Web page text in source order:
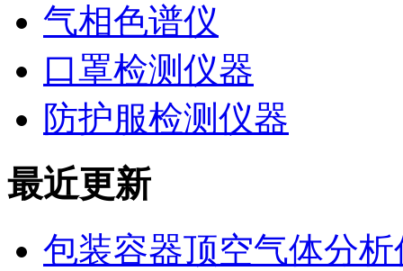
气相色谱仪
口罩检测仪器
防护服检测仪器
最近更新
包装容器顶空气体分